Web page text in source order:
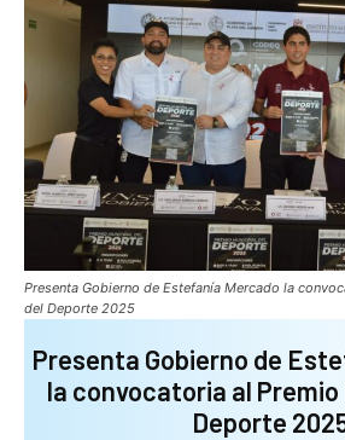
Presenta Gobierno de Estefanía Mercado la
del Deporte 2025
Presenta Gobierno de
la convocatoria al Premio
Deporte